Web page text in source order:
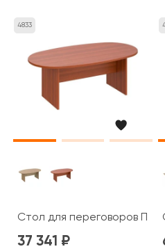
4833
Стол для переговоров ПТ
37 341